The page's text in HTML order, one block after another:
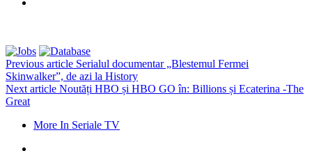
Previous article Serialul documentar „Blestemul Fermei
Skinwalker”, de azi la History
Next article Noutăți HBO și HBO GO în: Billions și Ecaterina -The
Great
More In Seriale TV